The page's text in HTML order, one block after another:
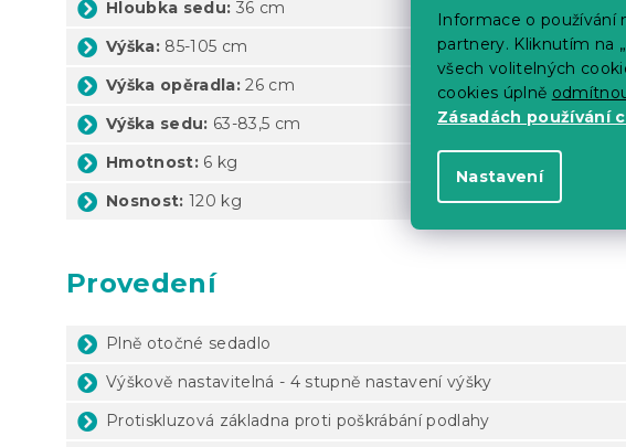
Informace o používání
partnery. Kliknutím na „
všech volitelných
cookies úplně
Zásadách používání
Nastavení
Hloubka sedu: 36 cm
Výška: 85-105 cm
Výška opěradla: 26 cm
Výška sedu: 63-83,5 cm
Hmotnost: 6 kg
Nosnost: 120 kg
Provedení
Plně otočné sedadlo
Výškově nastavitelná - 4 stupně nastavení výšky
Protiskluzová základna proti poškrábání podlahy